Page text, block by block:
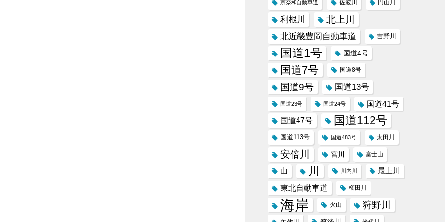
京奈和自動車道 佐波川 円山川
利根川 北上川
北近畿豊岡自動車道 吉野川
国道1号 国道4号
国道7号 国道8号
国道9号 国道13号
国道23号 国道24号 国道41号
国道47号 国道112号
国道113号 国道483号 太田川
安倍川 宮川 富士山
山 川 川内川 最上川
東北自動車道 櫛田川
海岸 火山 狩野川